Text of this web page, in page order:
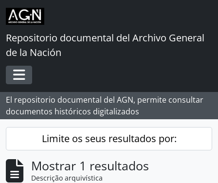
Skip to main content
Repositorio documental del Archivo General
de la Nación
Toggle navigation
El repositorio documental del AGN, permite consultar
documentos históricos digitalizados
Limite os seus resultados por:
Mostrar 1 resultados
Descrição arquivística